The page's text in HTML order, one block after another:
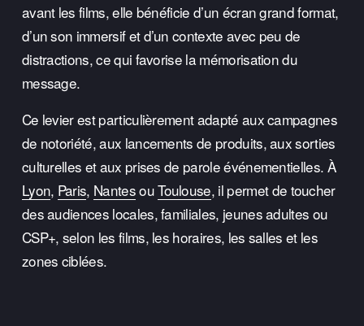
avant les films, elle bénéficie d’un écran grand format,
d’un son immersif et d’un contexte avec peu de
distractions, ce qui favorise la mémorisation du
message.
Ce levier est particulièrement adapté aux campagnes
de notoriété, aux lancements de produits, aux sorties
culturelles et aux prises de parole événementielles. À
Lyon, Paris, Nantes ou Toulouse, il permet de toucher
des audiences locales, familiales, jeunes adultes ou
CSP+, selon les films, les horaires, les salles et les
zones ciblées.